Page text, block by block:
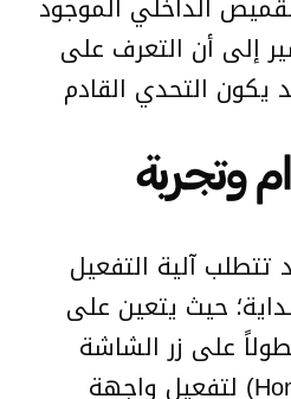
إلى أن التعرف على
يكون التحدي القادم
وتجربة
تتطلب آلية التفعيل
حيث يتعين على
على زر الشاشة
الرئيسية (Home Button) لتفعيل واجهة